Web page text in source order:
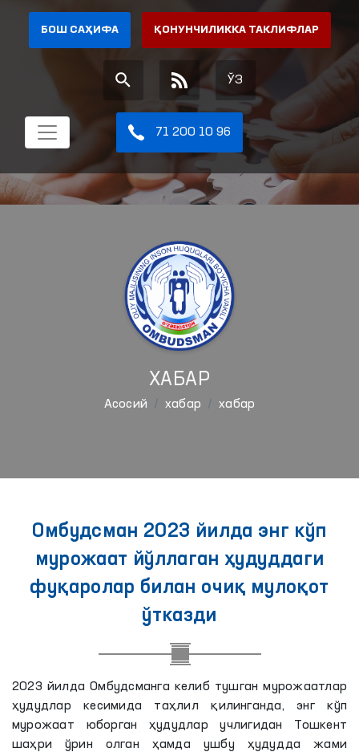
БОШ САҲИФА ҚОНУНЧИЛИККА ТАКЛИФЛАР
ЎЗ
71 200 10 96
ХАБАР
Aсосий хабар хабар
Омбудсман 2023 йилда энг кўп
мурожаат йўллаган ҳудуддаги
фуқаролар билан очиқ мулоқот
ўтказди
2023 йилда Омбудсманга келиб тушган мурожаатлар
ҳудудлар кесимида таҳлил қилинганда, энг кўп
мурожаат юборган ҳудудлар учлигидан Тошкент
шаҳри ўрин олган ҳамда ушбу ҳудудда жами